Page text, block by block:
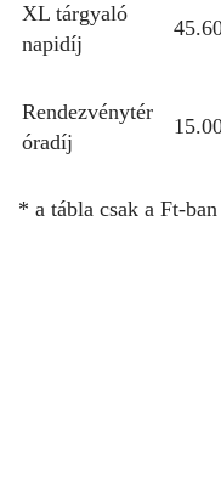
XL tárgyaló
napidíj
Rendezvénytér
óradíj
* a tábla csak a Ft-